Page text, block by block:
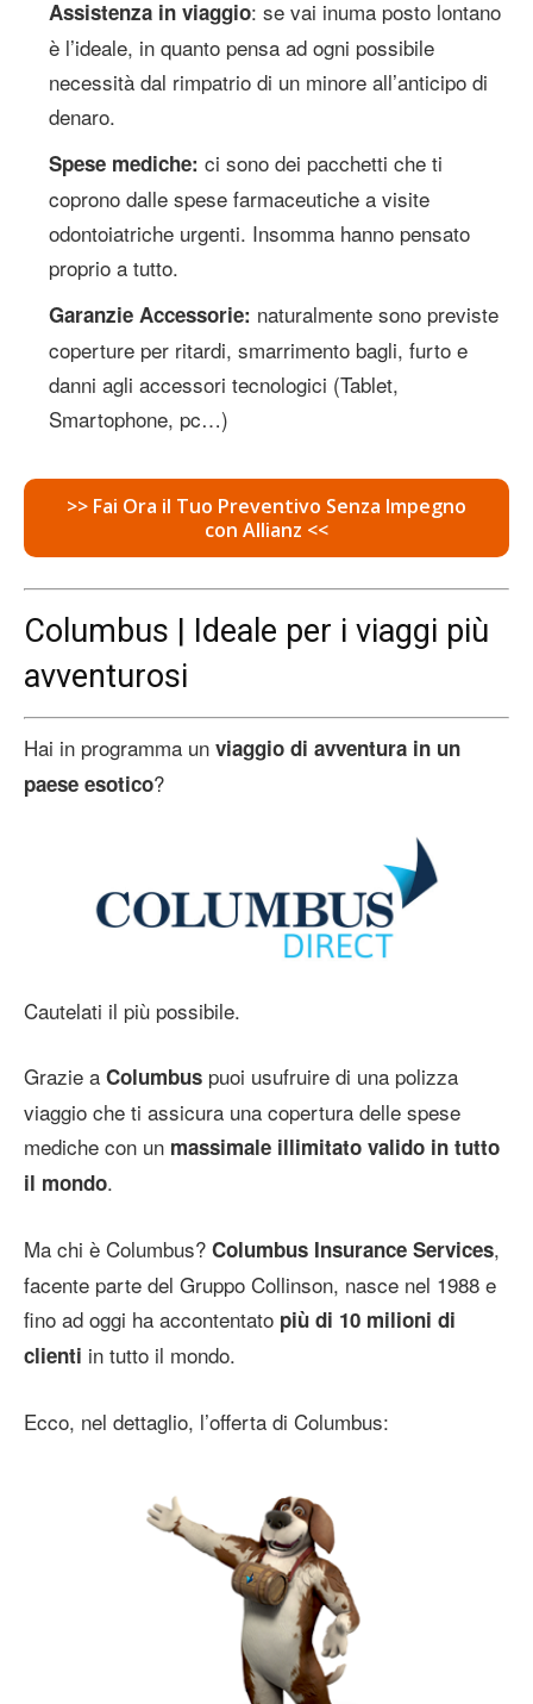
Assistenza in viaggio: se vai inuma posto lontano
è l’ideale, in quanto pensa ad ogni possibile
necessità dal rimpatrio di un minore all’anticipo di
denaro.
Spese mediche: ci sono dei pacchetti che ti
coprono dalle spese farmaceutiche a visite
odontoiatriche urgenti. Insomma hanno pensato
proprio a tutto.
Garanzie Accessorie: naturalmente sono previste
coperture per ritardi, smarrimento bagli, furto e
danni agli accessori tecnologici (Tablet,
Smartophone, pc…)
>> Fai Ora il Tuo Preventivo Senza Impegno
con Allianz <<
Columbus | Ideale per i viaggi più
avventurosi
Hai in programma un viaggio di avventura in un
paese esotico?
Cautelati il più possibile.
Grazie a Columbus puoi usufruire di una polizza
viaggio che ti assicura una copertura delle spese
mediche con un massimale illimitato valido in tutto
il mondo.
Ma chi è Columbus? Columbus Insurance Services,
facente parte del Gruppo Collinson, nasce nel 1988 e
fino ad oggi ha accontentato più di 10 milioni di
clienti in tutto il mondo.
Ecco, nel dettaglio, l’offerta di Columbus: